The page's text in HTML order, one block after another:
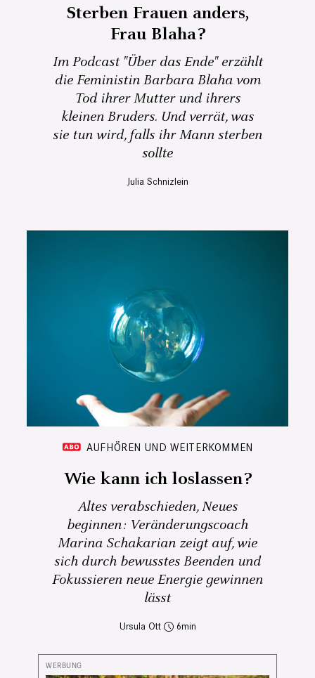
Sterben Frauen anders,
Frau Blaha?
Im Podcast "Über das Ende" erzählt
die Feministin Barbara Blaha vom
Tod ihrer Mutter und ihrers
kleinen Bruders. Und verrät, was
sie tun wird, falls ihr Mann sterben
sollte
Julia Schnizlein
AUFHÖREN UND WEITERKOMMEN
Wie kann ich loslassen?
Altes verabschieden, Neues
beginnen: Veränderungscoach
Marina Schakarian zeigt auf, wie
sich durch bewusstes Beenden und
Fokussieren neue Energie gewinnen
lässt
Ursula Ott 6